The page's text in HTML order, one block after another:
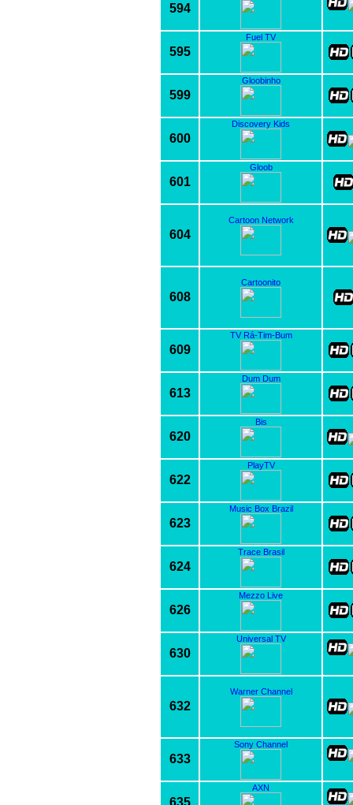
594
595
Fuel TV
599
Gloobinho
600
Discovery Kids
601
Gloob
604
Cartoon Network
608
Cartoonito
609
TV Rá-Tim-Bum
613
Dum Dum
620
Bis
622
PlayTV
623
Music Box Brazil
624
Trace Brasil
626
Mezzo Live
630
Universal TV
632
Warner Channel
633
Sony Channel
635
AXN